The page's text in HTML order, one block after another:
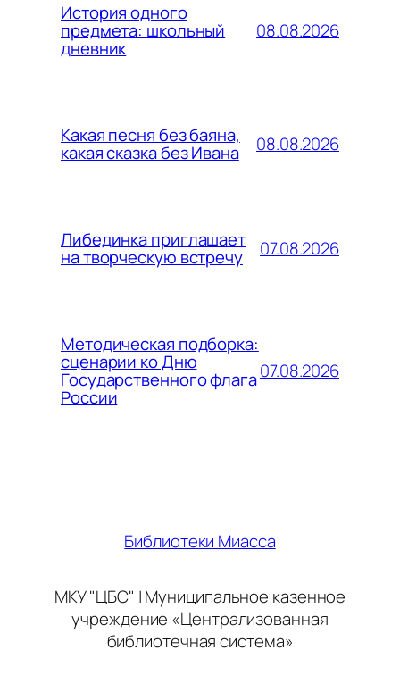
История одного
предмета: школьный
дневник
08.08.2026
Какая песня без баяна,
какая сказка без Ивана 08.08.2026
Либединка приглашает
на творческую встречу 07.08.2026
Методическая подборка:
сценарии ко Дню
Государственного флага
России
07.08.2026
Библиотеки Миасса
МКУ "ЦБС" | Муниципальное казенное
учреждение «Централизованная
библиотечная система»